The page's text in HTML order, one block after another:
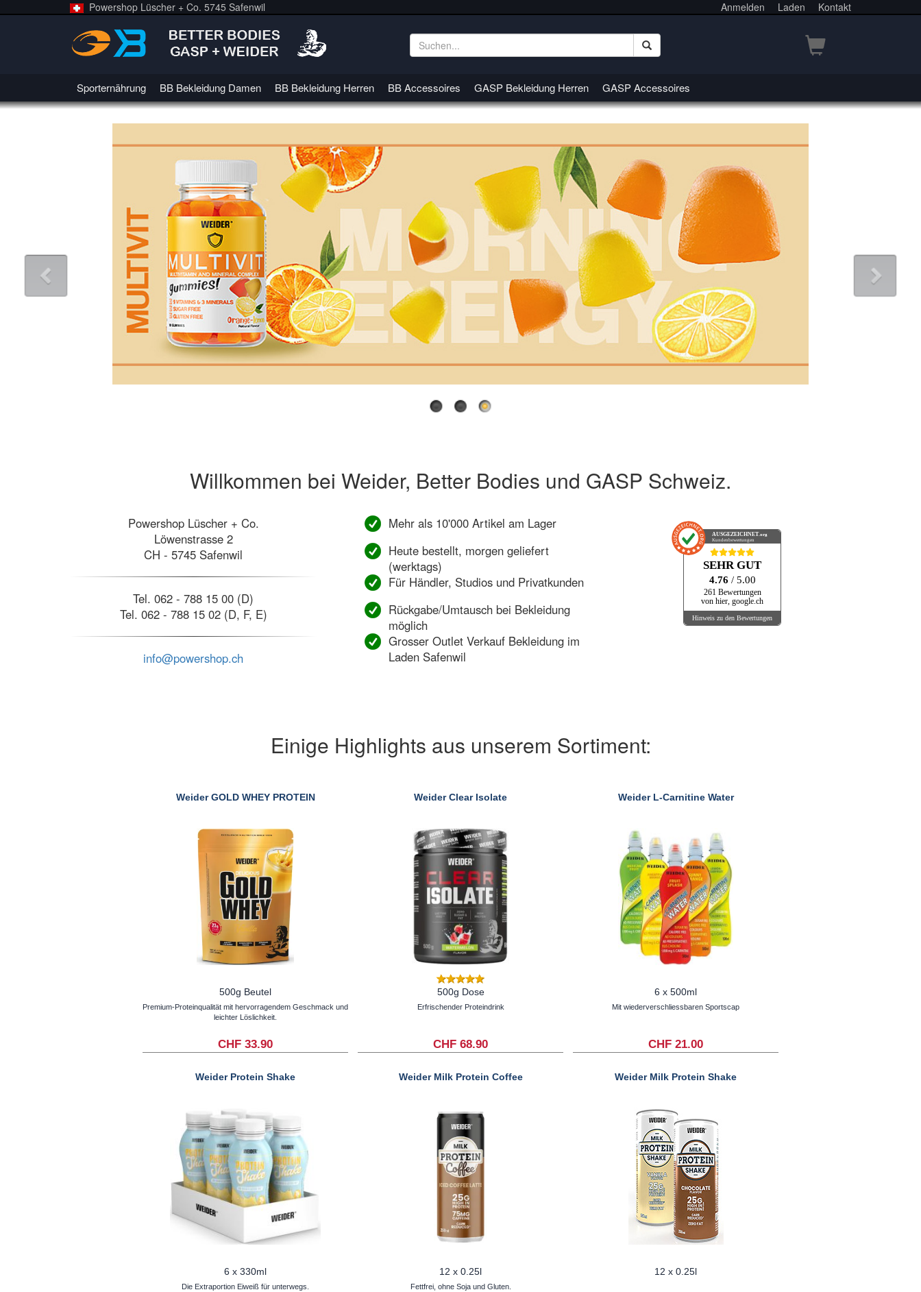
Powershop Lüscher + Co. 5745 Safenwil Anmelden Laden Kontakt
Sporternährung BB Bekleidung Damen BB Bekleidung Herren BB Accessoires GASP Bekleidung Herren GASP Accessoires
Willkommen bei Weider, Better Bodies und GASP Schweiz.
Powershop Lüscher + Co.
Löwenstrasse 2
CH - 5745 Safenwil
Tel. 062 - 788 15 00 (D)
Tel. 062 - 788 15 02 (D, F, E)
info@powershop.ch
Mehr als 10'000 Artikel am Lager
Heute bestellt, morgen geliefert
(werktags)
Für Händler, Studios und Privatkunden
Rückgabe/Umtausch bei Bekleidung
möglich
Grosser Outlet Verkauf Bekleidung im
Laden Safenwil
AUSGEZEICHNET .org
Kundenbewertungen
SEHR GUT
4.76 / 5.00
261 Bewertungen
von hier, google.ch
Hinweis zu den Bewertungen
Einige Highlights aus unserem Sortiment:
Weider GOLD WHEY PROTEIN
500g Beutel
Premium-Proteinqualität mit hervorragendem Geschmack und
leichter Löslichkeit.
CHF 33.90
Weider Clear Isolate
500g Dose
Erfrischender Proteindrink
CHF 68.90
Weider L-Carnitine Water
6 x 500ml
Mit wiederverschliessbaren Sportscap
CHF 21.00
Weider Protein Shake
6 x 330ml
Die Extraportion Eiweiß für unterwegs.
Weider Milk Protein Coffee
12 x 0.25l
Fettfrei, ohne Soja und Gluten.
Weider Milk Protein Shake
12 x 0.25l